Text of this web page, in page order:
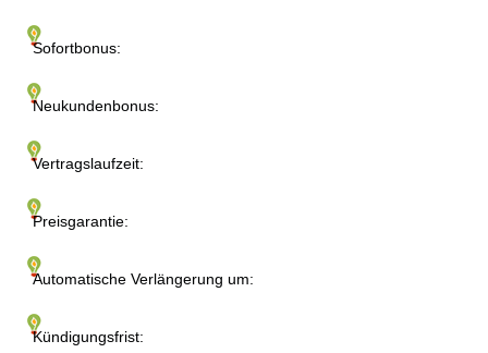
Sofortbonus:
Neukundenbonus:
Vertragslaufzeit:
Preisgarantie:
Automatische Verlängerung um:
Kündigungsfrist: